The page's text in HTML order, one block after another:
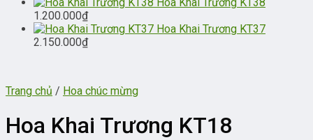
1.200.000₫
Hoa Khai Trương KT37
2.150.000₫
Trang chủ / Hoa chúc mừng
Hoa Khai Trương KT18